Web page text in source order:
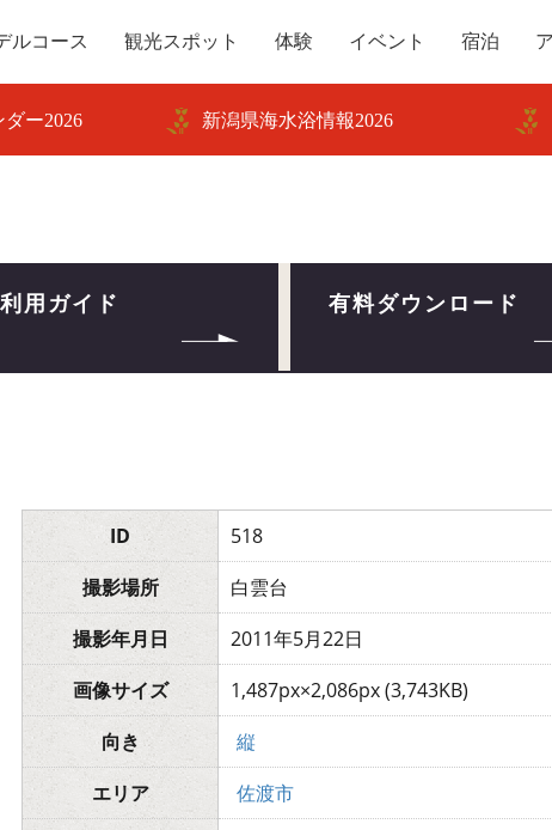
ルコース 観光スポット 体験 イベント 宿泊
ー2026 新潟県海水浴情報2026
用ガイド 有料ダウンロード
ID
518
撮影場所
白雲台
撮影年月日
2011年5月22日
画像サイズ
1,487px×2,086px (3,743KB)
向き
縦
エリア
佐渡市